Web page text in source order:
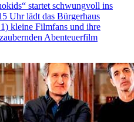
startet schwungvoll ins
Uhr lädt das Bürgerhaus
kleine Filmfans und ihre
Abenteuerfilm